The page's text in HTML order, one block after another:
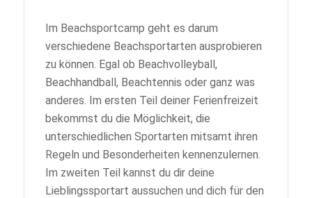
Im Beachsportcamp geht es darum
verschiedene Beachsportarten ausprobieren
zu können. Egal ob Beachvolleyball,
Beachhandball, Beachtennis oder ganz was
anderes. Im ersten Teil deiner Ferienfreizeit
bekommst du die Möglichkeit, die
unterschiedlichen Sportarten mitsamt ihren
Regeln und Besonderheiten kennenzulernen.
Im zweiten Teil kannst du dir deine
Lieblingssportart aussuchen und dich für den